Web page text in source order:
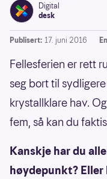
Digital
desk
Publisert: 17. juni 2016
Fellesferien er rett
seg bort til
krystallklare hav.
fem, så kan du
Kanskje har du
høydepunkt?